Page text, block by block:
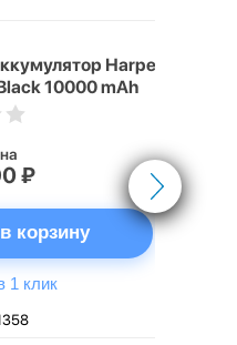
Harper
10000 mAh
₽
корзину
1 клик